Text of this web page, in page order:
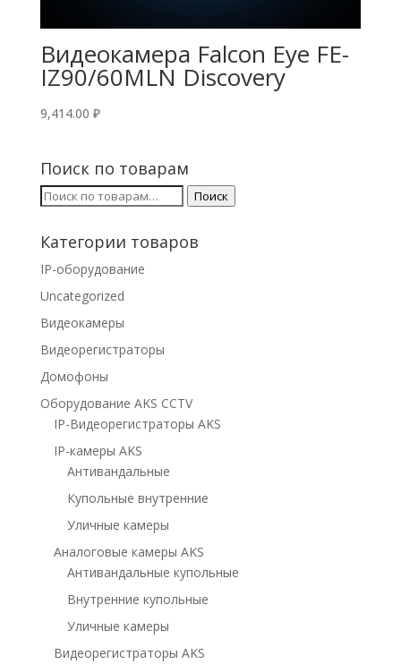
Видеокамера Falcon Eye FE-
IZ90/60MLN Discovery
9,414.00 ₽
Поиск по товарам
Искать: Поиск
Категории товаров
IP-оборудование
Uncategorized
Видеокамеры
Видеорегистраторы
Домофоны
Оборудование AKS CCTV
IP-Видеорегистраторы AKS
IP-камеры AKS
Антивандальные
Купольные внутренние
Уличные камеры
Аналоговые камеры AKS
Антивандальные купольные
Внутренние купольные
Уличные камеры
Видеорегистраторы AKS